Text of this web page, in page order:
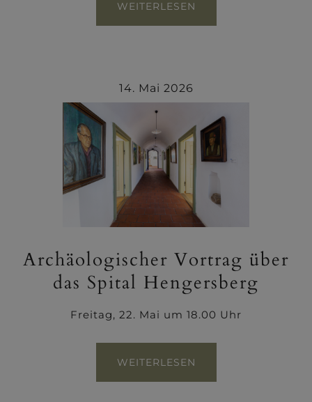
WEITERLESEN
14. Mai 2026
Archäologischer Vortrag über
das Spital Hengersberg
Freitag, 22. Mai um 18.00 Uhr
WEITERLESEN